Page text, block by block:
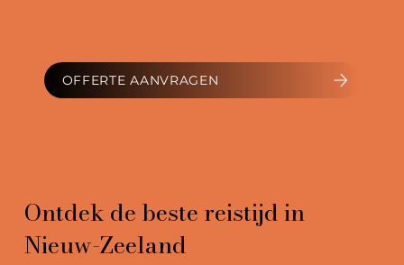
OFFERTE AANVRAGEN
Ontdek de beste reistijd in
Nieuw-Zeeland